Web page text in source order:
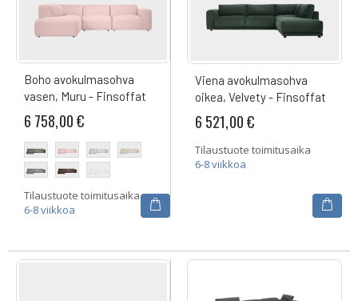
Boho avokulmasohva
vasen, Muru - Finsoffat
6 758,00 €
Tilaustuote toimitusaika
6-8 viikkoa
Viena avokulmasohva
oikea, Velvety - Finsoffat
6 521,00 €
Tilaustuote toimitusaika
6-8 viikkoa